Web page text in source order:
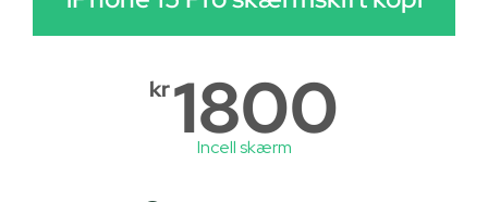
kr1800
Incell skærm